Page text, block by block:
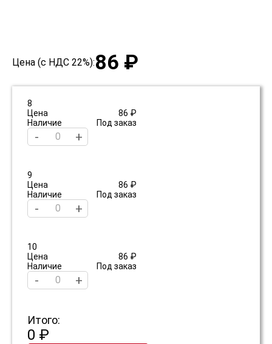
Цена (с НДС 22%):86 ₽
8
Цена
86 ₽
Наличие
Под заказ
- +
9
Цена
86 ₽
Наличие
Под заказ
- +
10
Цена
86 ₽
Наличие
Под заказ
- +
Итого:
0 ₽